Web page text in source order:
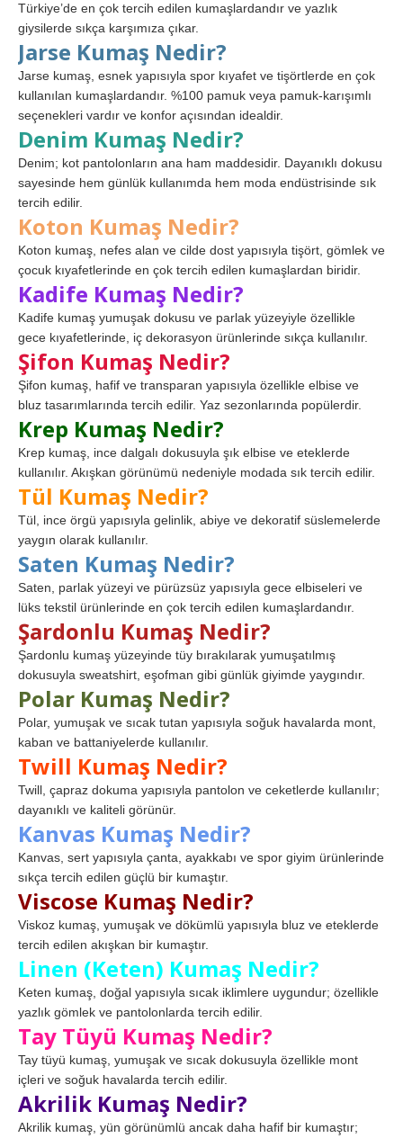
Türkiye’de en çok tercih edilen kumaşlardandır ve yazlık
giysilerde sıkça karşımıza çıkar.
Jarse Kumaş Nedir?
Jarse kumaş, esnek yapısıyla spor kıyafet ve tişörtlerde en çok
kullanılan kumaşlardandır. %100 pamuk veya pamuk-karışımlı
seçenekleri vardır ve konfor açısından idealdir.
Denim Kumaş Nedir?
Denim; kot pantolonların ana ham maddesidir. Dayanıklı dokusu
sayesinde hem günlük kullanımda hem moda endüstrisinde sık
tercih edilir.
Koton Kumaş Nedir?
Koton kumaş, nefes alan ve cilde dost yapısıyla tişört, gömlek ve
çocuk kıyafetlerinde en çok tercih edilen kumaşlardan biridir.
Kadife Kumaş Nedir?
Kadife kumaş yumuşak dokusu ve parlak yüzeyiyle özellikle
gece kıyafetlerinde, iç dekorasyon ürünlerinde sıkça kullanılır.
Şifon Kumaş Nedir?
Şifon kumaş, hafif ve transparan yapısıyla özellikle elbise ve
bluz tasarımlarında tercih edilir. Yaz sezonlarında popülerdir.
Krep Kumaş Nedir?
Krep kumaş, ince dalgalı dokusuyla şık elbise ve eteklerde
kullanılır. Akışkan görünümü nedeniyle modada sık tercih edilir.
Tül Kumaş Nedir?
Tül, ince örgü yapısıyla gelinlik, abiye ve dekoratif süslemelerde
yaygın olarak kullanılır.
Saten Kumaş Nedir?
Saten, parlak yüzeyi ve pürüzsüz yapısıyla gece elbiseleri ve
lüks tekstil ürünlerinde en çok tercih edilen kumaşlardandır.
Şardonlu Kumaş Nedir?
Şardonlu kumaş yüzeyinde tüy bırakılarak yumuşatılmış
dokusuyla sweatshirt, eşofman gibi günlük giyimde yaygındır.
Polar Kumaş Nedir?
Polar, yumuşak ve sıcak tutan yapısıyla soğuk havalarda mont,
kaban ve battaniyelerde kullanılır.
Twill Kumaş Nedir?
Twill, çapraz dokuma yapısıyla pantolon ve ceketlerde kullanılır;
dayanıklı ve kaliteli görünür.
Kanvas Kumaş Nedir?
Kanvas, sert yapısıyla çanta, ayakkabı ve spor giyim ürünlerinde
sıkça tercih edilen güçlü bir kumaştır.
Viscose Kumaş Nedir?
Viskoz kumaş, yumuşak ve dökümlü yapısıyla bluz ve eteklerde
tercih edilen akışkan bir kumaştır.
Linen (Keten) Kumaş Nedir?
Keten kumaş, doğal yapısıyla sıcak iklimlere uygundur; özellikle
yazlık gömlek ve pantolonlarda tercih edilir.
Tay Tüyü Kumaş Nedir?
Tay tüyü kumaş, yumuşak ve sıcak dokusuyla özellikle mont
içleri ve soğuk havalarda tercih edilir.
Akrilik Kumaş Nedir?
Akrilik kumaş, yün görünümlü ancak daha hafif bir kumaştır;